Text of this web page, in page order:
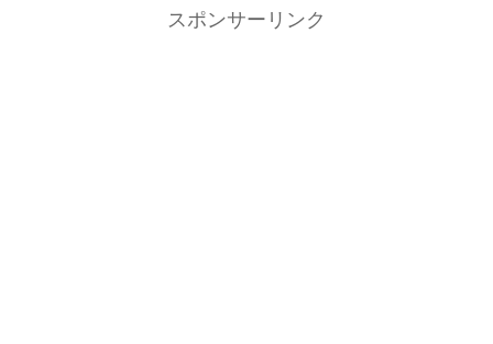
スポンサーリンク